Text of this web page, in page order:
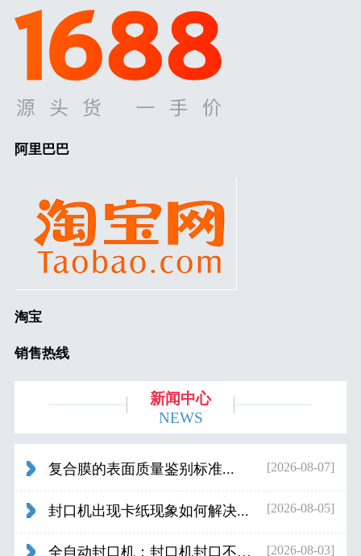
阿里巴巴
淘宝
销售热线
新闻中心
NEWS
复合膜的表面质量鉴别标准... [2026-08-07]
封口机出现卡纸现象如何解决... [2026-08-05]
全自动封口机：封口机封口不好应检查什... [2026-08-03]